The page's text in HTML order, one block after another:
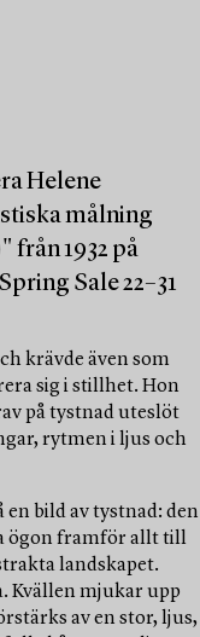
Helene
målning
från 1932 på
Sale 22–31
krävde även som
sig i stillhet. Hon
på tystnad uteslöt
rytmen i ljus och
bild av tystnad: den
ögon framför allt till
landskapet.
Kvällen mjukar upp
av en stor, ljus,